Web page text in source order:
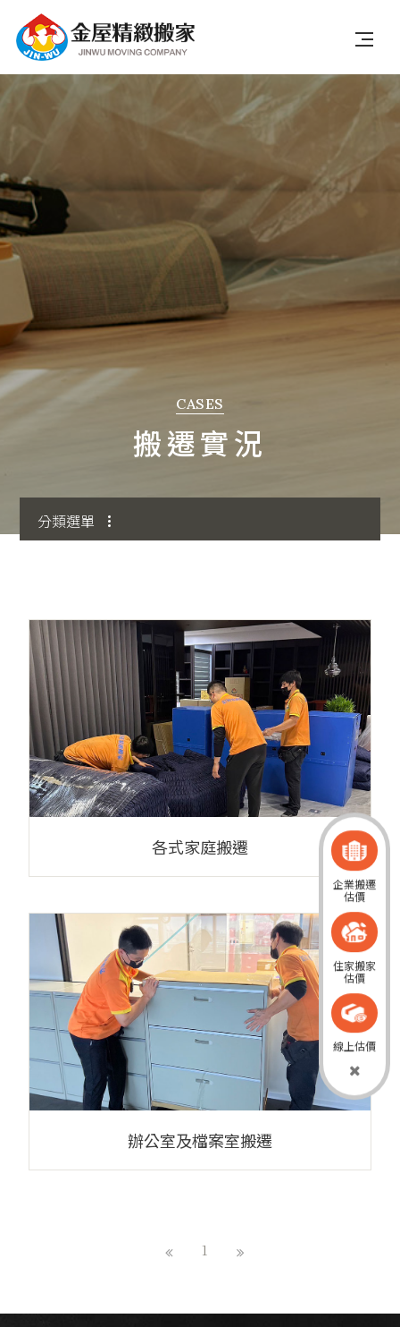
服務項目
搬遷流程
搬遷實況
線上估價
搬家知識
CASES
搬遷實況
分類選單
各式家庭搬遷
辦公室及檔案室搬遷
1
企業搬遷
估價
住家搬家
估價
線上估價